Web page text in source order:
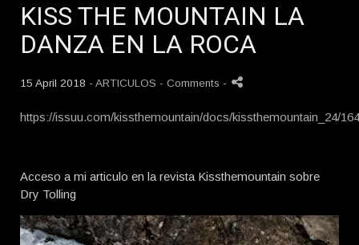
KISS THE MOUNTAIN LA
DANZA EN LA ROCA
15 April 2018 - ARTICULOS - Comments -
https://issuu.com/kissthemountain/docs/kissthemountain_24/164
Acceso a mi articulo en la revista Kissthemountain sobre
Dry Tolling